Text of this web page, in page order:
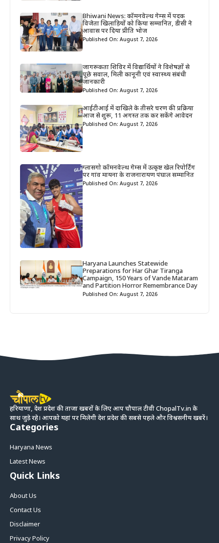
Bhiwani News: कॉमनवेल्थ गेम्स में पदक
विजेता खिलाड़ियों को किया सम्मानित, डीसी ने
आवास पर दिया प्रीति भोज
Published On: August 7, 2026
जागरूकता शिविर में विद्यार्थियों ने विशेषज्ञों से
पूछे सवाल, मिली कानूनी एवं स्वास्थ्य संबंधी
जानकारी
Published On: August 7, 2026
आईटीआई में दाखिले के तीसरे चरण की प्रक्रिया
आज से शुरू, 11 अगस्त तक कर सकेंगे आवेदन
Published On: August 7, 2026
ग्लासगो कॉमनवेल्थ गेम्स में उत्कृष्ट खेल रिपोर्टिंग
पर गांव मायना के राजनारायण पंघाल सम्मानित
Published On: August 7, 2026
Haryana Launches Statewide
Preparations for Har Ghar Tiranga
Campaign, 150 Years of Vande Mataram
and Partition Horror Remembrance Day
Published On: August 7, 2026
हरियाणा, देश प्रदेश की ताजा खबरों के लिए आप चौपाल टीवी ChopalTv.in के
साथ जुड़े रहे। आपको यहां पर मिलेगी देश प्रदेश की सबसे पहले और विश्वसनीय खबरें।
Categories
Haryana News
Latest News
Quick Links
About Us
Contact Us
Disclaimer
Privacy Policy